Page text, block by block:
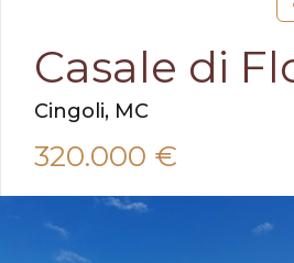
Casale di
Cingoli, MC
320.000 €